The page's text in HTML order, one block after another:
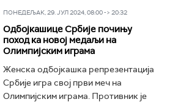
ПОНЕДЕЉАК, 29. ЈУЛ 2024, 08:00 -> 20:32
Одбојкашице Србије почињу
поход ка новој медаљи на
Олимпијским играма
Женска одбојкашка репрезентација
Србије игра свој први меч на
Олимпијским играма. Противник је